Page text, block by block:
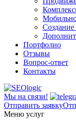
Создание
Портфолио
Отзывы
Вопрос-ответ
Контакты
Мы на связи!
Отправить заявку
Меню услуг